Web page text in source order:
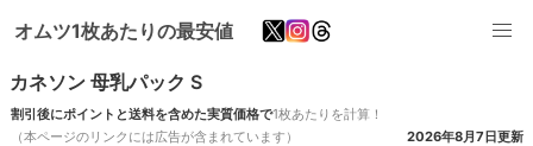
オムツ1枚あたりの最安値
カネソン 母乳パック S
割引後にポイントと送料を含めた実質価格で1枚あたりを計算！
（本ページのリンクには広告が含まれています）
2026年8月7日更新